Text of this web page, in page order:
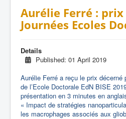
Aurélie Ferré :
Journées Ecoles
Details
Published: 01 April 2019
Aurélie Ferré a reçu le prix décerné
de l’Ecole Doctorale EdN BISE
présentation en 3 minutes en
« Impact de stratégies
les macrophages associés aux